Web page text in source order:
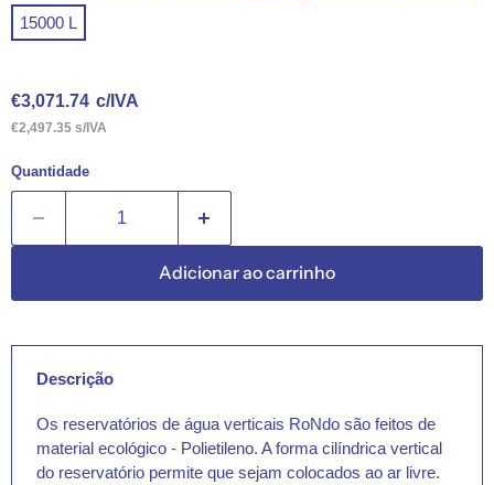
15000 L
€3,071.74 c/IVA
€2,497.35 s/IVA
Quantidade
Adicionar ao carrinho
Descrição
Os reservatórios de água verticais RoNdo são feitos de
material ecológico - Polietileno. A forma cilíndrica vertical
do reservatório permite que sejam colocados ao ar livre.